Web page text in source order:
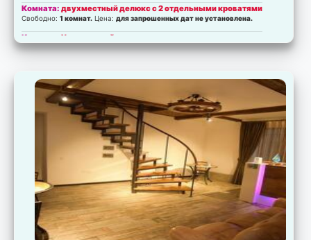
Комната:двухместный делюкс с 2 отдельными кроватями
Свободно:1 комнат. Цена:для запрошенных дат не установлена.
Комната:Улучшенный делюкс
Свободно:1 комнат.Цена:для запрошенных дат не установлена.
Комната:Комфорт трехместный
Свободно:2 комнат. Цена:для запрошенных дат не установлена.